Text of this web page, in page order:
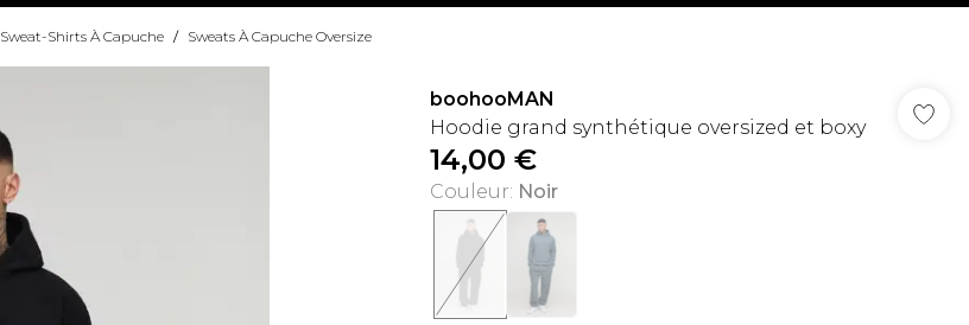
Sweat-Shirts À Capuche / Sweats À Capuche Oversize
boohooMAN
Hoodie grand synthétique oversized et boxy
14,00 €
Couleur: Noir